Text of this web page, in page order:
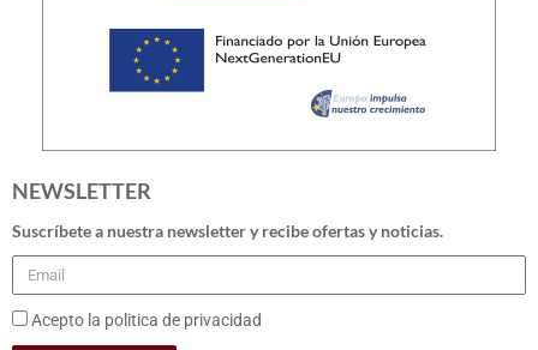
NEWSLETTER
Suscríbete a nuestra newsletter y recibe ofertas y noticias.
Acepto la politica de privacidad